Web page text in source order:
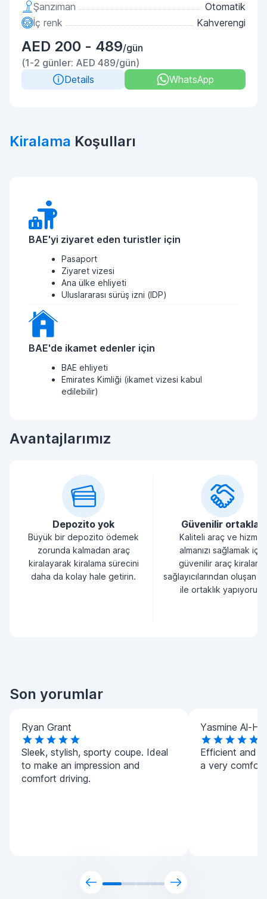
Şanzıman
Otomatik
İç renk
Kahverengi
AED 200 - 489/gün
(1-2 günler: AED 489/gün)
Details
WhatsApp
Kiralama Koşulları
BAE'yi ziyaret eden turistler için
Pasaport
Ziyaret vizesi
Ana ülke ehliyeti
Uluslararası sürüş izni (IDP)
BAE'de ikamet edenler için
BAE ehliyeti
Emirates Kimliği (ikamet vizesi kabul
edilebilir)
Avantajlarımız
Depozito yok
Büyük bir depozito ödemek
zorunda kalmadan araç
kiralayarak kiralama sürecini
daha da kolay hale getirin.
Güvenilir ortaklar
Kaliteli araç ve hizmet
almanızı sağlamak için
güvenilir araç kiralama
sağlayıcılarından oluşan
ile ortaklık yapıyoruz.
Son yorumlar
Ryan Grant
Sleek, stylish, sporty coupe. Ideal
to make an impression and
comfort driving.
Yasmine Al-
Efficient and
a very